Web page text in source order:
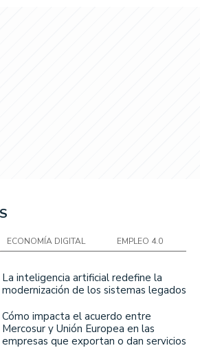
ECONOMÍA DIGITAL EMPLEO 4.0
La inteligencia artificial redefine la
modernización de los sistemas legados
Cómo impacta el acuerdo entre
Mercosur y Unión Europea en las
empresas que exportan o dan servicios